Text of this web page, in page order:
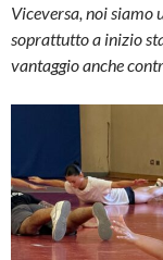
Viceversa, noi siamo
soprattutto a inizio
vantaggio anche